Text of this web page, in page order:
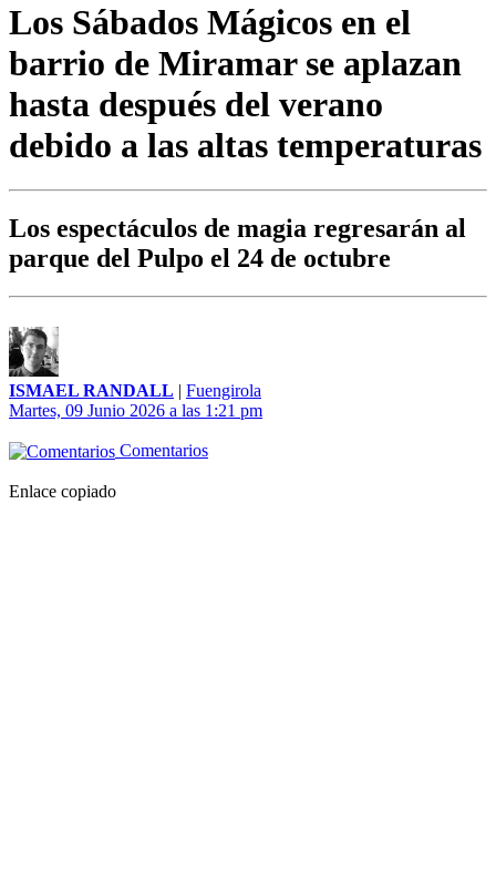
Los Sábados Mágicos en el
barrio de Miramar se aplazan
hasta después del verano
debido a las altas temperaturas
Los espectáculos de magia regresarán al
parque del Pulpo el 24 de octubre
ISMAEL RANDALL | Fuengirola
Martes, 09 Junio 2026 a las 1:21 pm
Comentarios
Enlace copiado